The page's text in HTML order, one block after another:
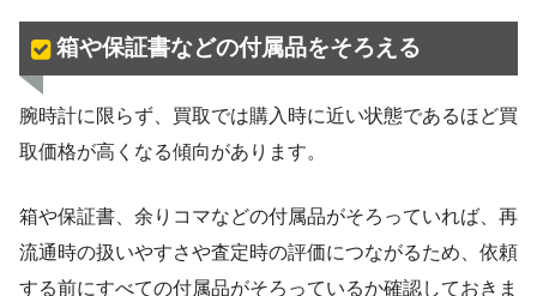
箱や保証書などの付属品をそろえる
腕時計に限らず、買取では購入時に近い状態であるほど買
取価格が高くなる傾向があります。
箱や保証書、余りコマなどの付属品がそろっていれば、再
流通時の扱いやすさや査定時の評価につながるため、依頼
する前にすべての付属品がそろっているか確認しておきま